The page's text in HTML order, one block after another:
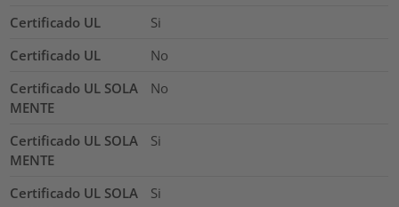
Certificado UL
Si
Certificado UL
No
Certificado UL SOLA
MENTE
No
Certificado UL SOLA
MENTE
Si
Certificado UL SOLA
Si